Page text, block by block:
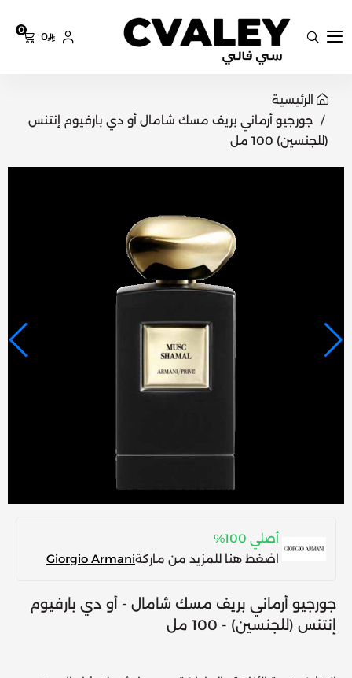
سي فالي
0
0
الرئيسية
جورجيو أرماني بريف مسك شامال أو دي بارفيوم إنتنس
(للجنسين) 100 مل
أصلي 100%
اضغط هنا للمزيد من ماركةGiorgio Armani
جورجيو أرماني بريف مسك شامال - أو دي بارفيوم
إنتنس (للجنسين) - 100 مل